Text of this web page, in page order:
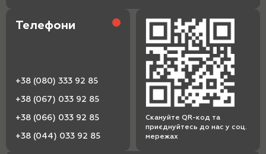
Телефони
+38 (080) 333 92 85
+38 (067) 033 92 85
+38 (066) 033 92 85
+38 (044) 033 92 85
Скануйте QR-код та
приєднуйтесь до нас у соц.
мережах